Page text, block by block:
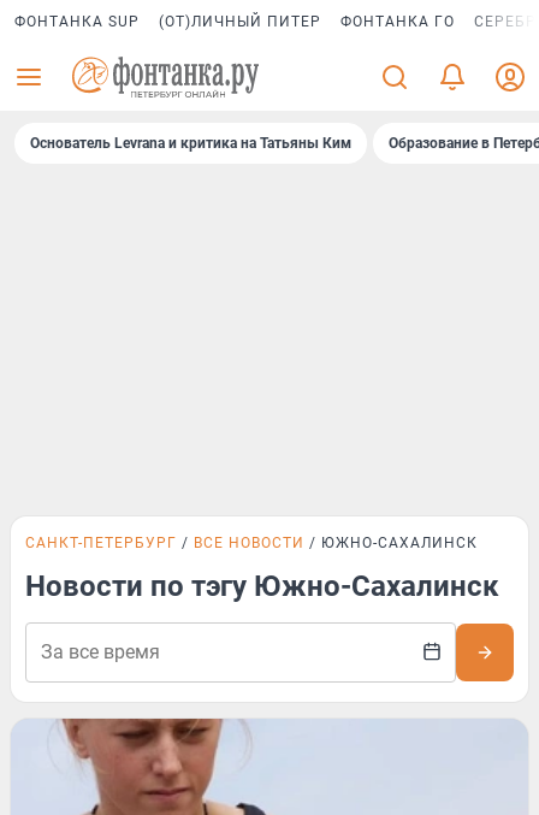
ФОНТАНКА SUP (ОТ)ЛИЧНЫЙ ПИТЕР ФОНТАНКА ГО
Основатель Levrana и критика на Татьяны Ким Образование в
САНКТ-ПЕТЕРБУРГ ВСЕ НОВОСТИ ЮЖНО-САХАЛИНСК
Новости по тэгу Южно-Сахалинск